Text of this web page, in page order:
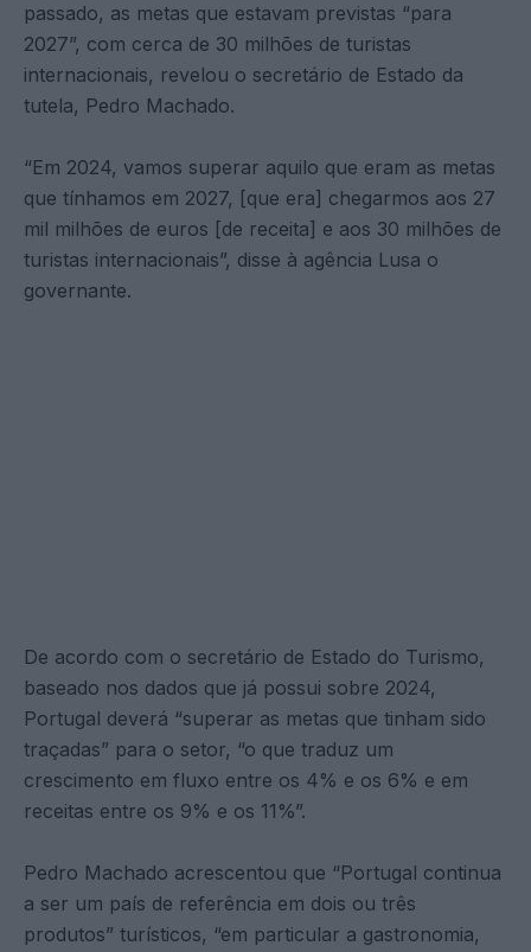
passado, as metas que estavam previstas “para
2027”, com cerca de 30 milhões de turistas
internacionais, revelou o secretário de Estado da
tutela, Pedro Machado.
“Em 2024, vamos superar aquilo que eram as metas
que tínhamos em 2027, [que era] chegarmos aos 27
mil milhões de euros [de receita] e aos 30 milhões de
turistas internacionais”, disse à agência Lusa o
governante.
De acordo com o secretário de Estado do Turismo,
baseado nos dados que já possui sobre 2024,
Portugal deverá “superar as metas que tinham sido
traçadas” para o setor, “o que traduz um
crescimento em fluxo entre os 4% e os 6% e em
receitas entre os 9% e os 11%”.
Pedro Machado acrescentou que “Portugal continua
a ser um país de referência em dois ou três
produtos” turísticos, “em particular a gastronomia,